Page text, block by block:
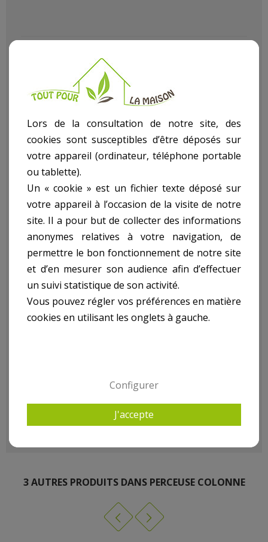
Pour bricoler à la maison ou équiper son atelier il vaut mieux
avoir du bon matériel de bricolage chez soi avec tout plaisir
de faire du bricolage et de faire par vous même avec Le (La)
Perceuse A Colonne 450W Haut.82Cmdans notre rayon
Descriptif technique
Perceuse A Colonne
450W Haut.82Cm ref.
MTF450-82-16:
- Perceuse A Colonne
- Puissance : 450W
- Mandrin : 16Mm
3 AUTRES PRODUITS DANS PERCEUSE COLONNE
Lors de la consultation de notre site, des
cookies sont susceptibles d’être déposés sur
votre appareil (ordinateur, téléphone portable
ou tablette).
Un « cookie » est un fichier texte déposé sur
votre appareil à l’occasion de la visite de notre
site. Il a pour but de collecter des informations
anonymes relatives à votre navigation, de
permettre le bon fonctionnement de notre site
et d’en mesurer son audience afin d’effectuer
un suivi statistique de son activité.
Vous pouvez régler vos préférences en matière
cookies en utilisant les onglets à gauche.
Configurer
J'accepte